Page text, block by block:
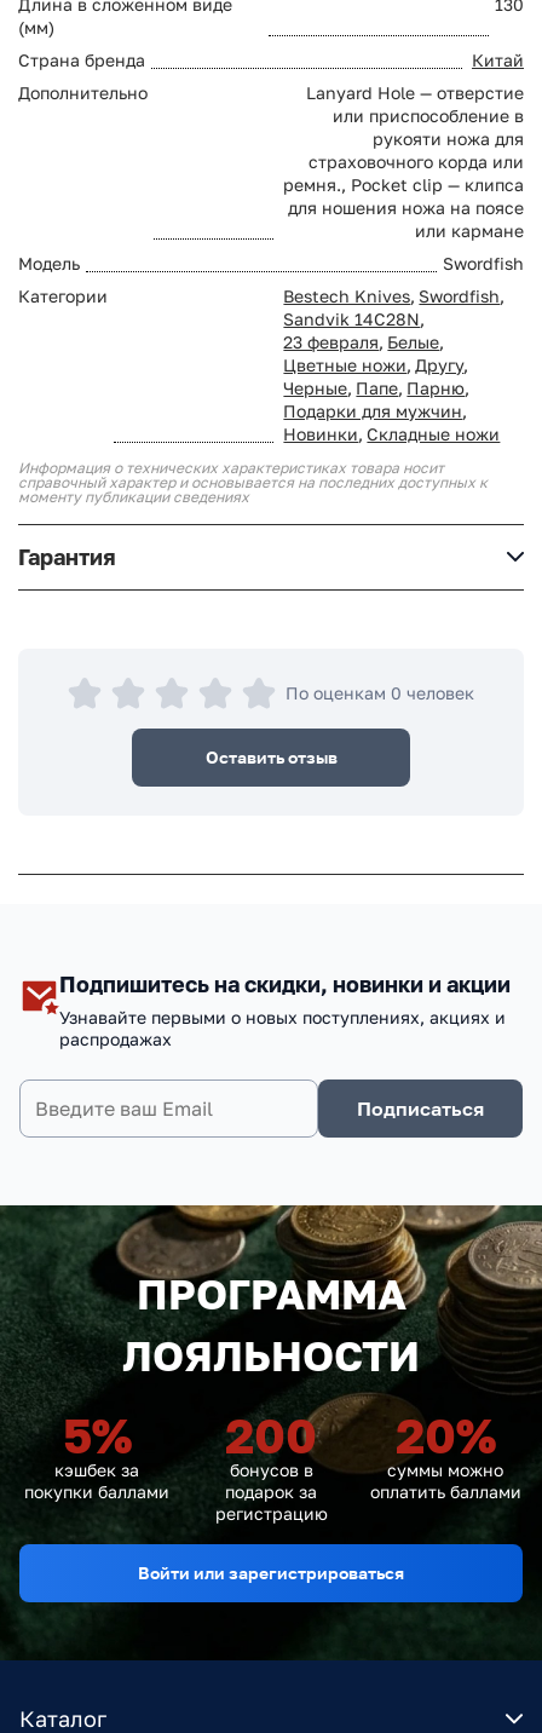
(мм)
Страна бренда
Китай
Дополнительно
Lanyard Hole — отверстие
или приспособление в
рукояти ножа для
страховочного корда или
ремня., Pocket clip — клипса
для ношения ножа на поясе
или кармане
Модель
Swordfish
Категории
Bestech Knives, Swordfish,
Sandvik 14C28N,
23 февраля, Белые,
Цветные ножи, Другу,
Черные, Папе, Парню,
Подарки для мужчин,
Новинки, Складные ножи
Информация о технических характеристиках товара носит
справочный характер и основывается на последних доступных к
моменту публикации сведениях
Гарантия
По оценкам 0 человек
Оставить отзыв
Подпишитесь на скидки, новинки и акции
Узнавайте первыми о новых поступлениях, акциях и
распродажах
Подписаться
ПРОГРАММА
ЛОЯЛЬНОСТИ
5%
кэшбек за
покупки баллами
200
бонусов в
подарок за
регистрацию
20%
суммы можно
оплатить баллами
Войти или зарегистрироваться
Каталог